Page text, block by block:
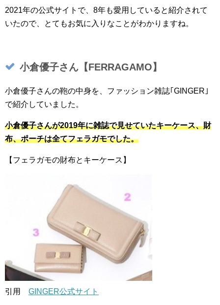
2021年の公式サイトで、8年も愛用していると紹介されて
いたので、とてもお気に入りなことがわかりますね。
小倉優子さん【FERRAGAMO】
小倉優子さんの鞄の中身を、ファッション雑誌｢GINGER｣
で紹介していました。
小倉優子さんが2019年に雑誌で見せていたキーケース、財
布、ポーチは全てフェラガモでした。
【フェラガモの財布とキーケース】
引用 GINGER公式サイト